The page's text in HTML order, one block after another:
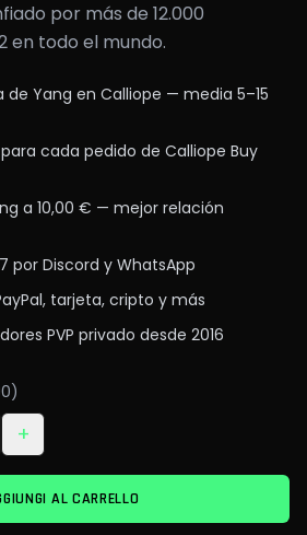
por más de 12.000
en todo el mundo.
Yang en Calliope — media 5–15
cada pedido de Calliope Buy
a 10,00 € — mejor relación
por Discord y WhatsApp
tarjeta, cripto y más
PVP privado desde 2016
+
AL CARRELLO